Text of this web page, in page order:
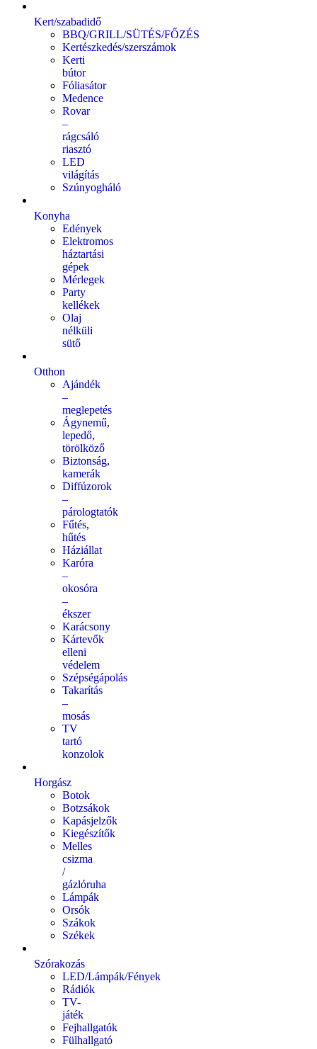
Kert/szabadidő
BBQ/GRILL/SÜTÉS/FŐZÉS
Kertészkedés/szerszámok
Kerti
bútor
Fóliasátor
Medence
Rovar
–
rágcsáló
riasztó
LED
világítás
Szúnyogháló
Konyha
Edények
Elektromos
háztartási
gépek
Mérlegek
Party
kellékek
Olaj
nélküli
sütő
Otthon
Ajándék
–
meglepetés
Ágynemű,
lepedő,
törölköző
Biztonság,
kamerák
Diffúzorok
–
párologtatók
Fűtés,
hűtés
Háziállat
Karóra
–
okosóra
–
ékszer
Karácsony
Kártevők
elleni
védelem
Szépségápolás
Takarítás
–
mosás
TV
tartó
konzolok
Horgász
Botok
Botzsákok
Kapásjelzők
Kiegészítők
Melles
csizma
/
gázlóruha
Lámpák
Orsók
Szákok
Székek
Szórakozás
LED/Lámpák/Fények
Rádiók
TV-
játék
Fejhallgatók
Fülhallgató